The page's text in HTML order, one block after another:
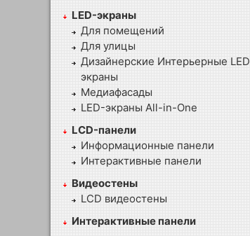
LED-экраны
Для помещений
Для улицы
Дизайнерские Интерьерные LED
экраны
Медиафасады
LED-экраны All-in-One
LCD-панели
Информационные панели
Интерактивные панели
Видеостены
LCD видеостены
Интерактивные панели